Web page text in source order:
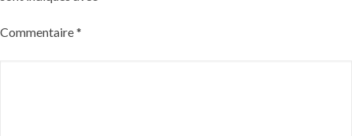
Commentaire*